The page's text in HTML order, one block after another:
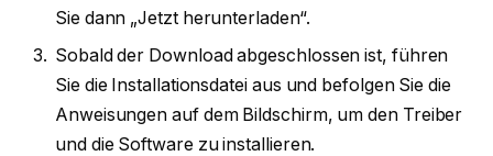
Sie dann „Jetzt herunterladen“.
Sobald der Download abgeschlossen ist, führen
Sie die Installationsdatei aus und befolgen Sie die
Anweisungen auf dem Bildschirm, um den Treiber
und die Software zu installieren.